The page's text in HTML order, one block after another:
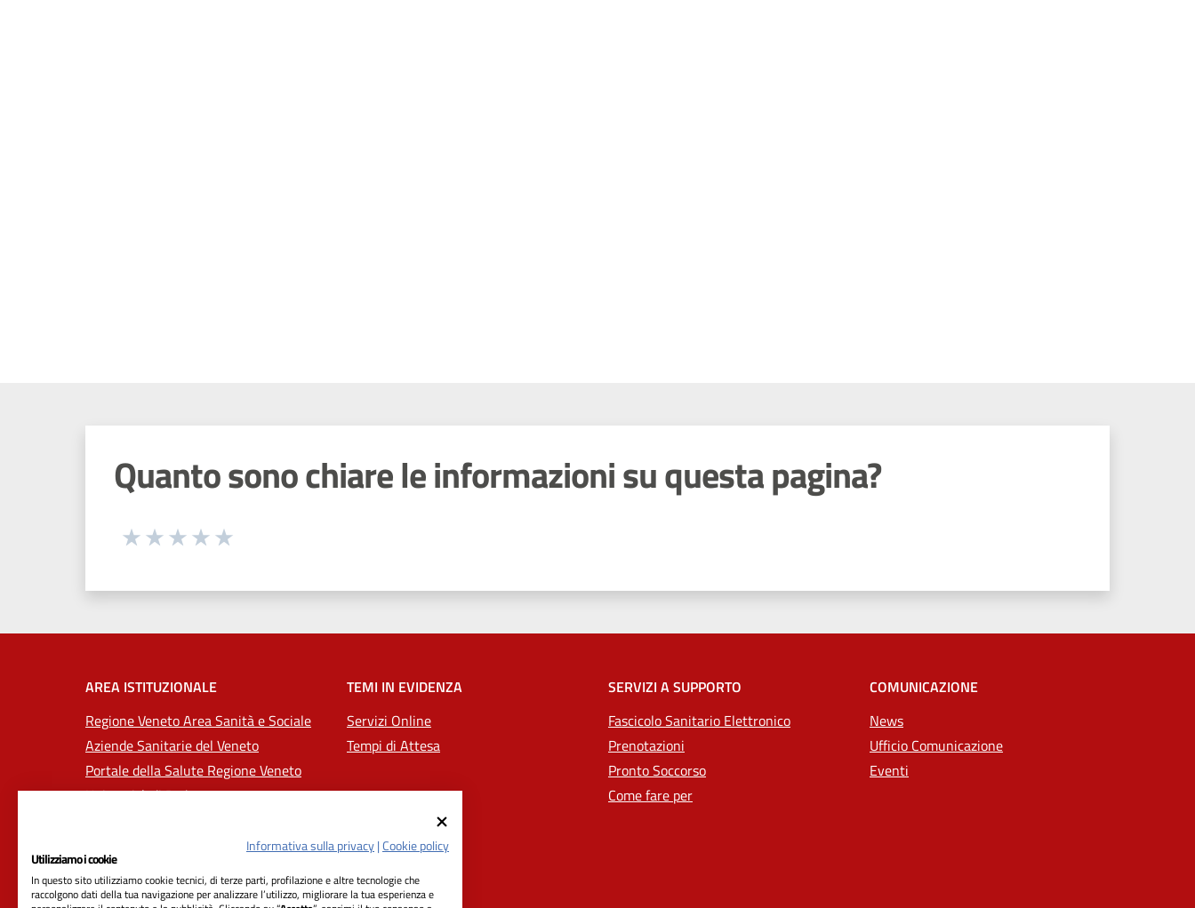
Quanto sono chiare le informazioni su questa pagina?
Seleziona una valutazione da 1 a 5 stelle
AREA ISTITUZIONALE
Regione Veneto Area Sanità e Sociale
Aziende Sanitarie del Veneto
Portale della Salute Regione Veneto
Università di Padova
TEMI IN EVIDENZA
Servizi Online
Tempi di Attesa
SERVIZI A SUPPORTO
Fascicolo Sanitario Elettronico
Prenotazioni
Pronto Soccorso
Come fare per
COMUNICAZIONE
News
Ufficio Comunicazione
Eventi
Informativa sulla privacy|Cookie policy
Utilizziamo i cookie
In questo sito utilizziamo cookie tecnici, di terze parti, profilazione e altre tecnologie che
raccolgono dati della tua navigazione per analizzare l’utilizzo, migliorare la tua esperienza e